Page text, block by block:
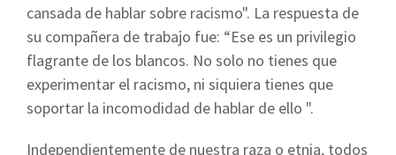
cansada de hablar sobre racismo". La respuesta de
su compañera de trabajo fue: “Ese es un privilegio
flagrante de los blancos. No solo no tienes que
experimentar el racismo, ni siquiera tienes que
soportar la incomodidad de hablar de ello ".
Independientemente de nuestra raza o etnia, todos